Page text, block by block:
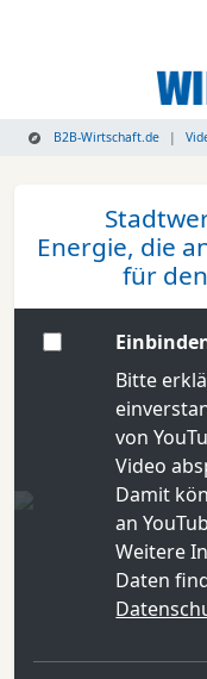
B2B-Wirtschaft.de
Energie, die
für
Bitte
von
Video
Damit
an
Weitere
Daten